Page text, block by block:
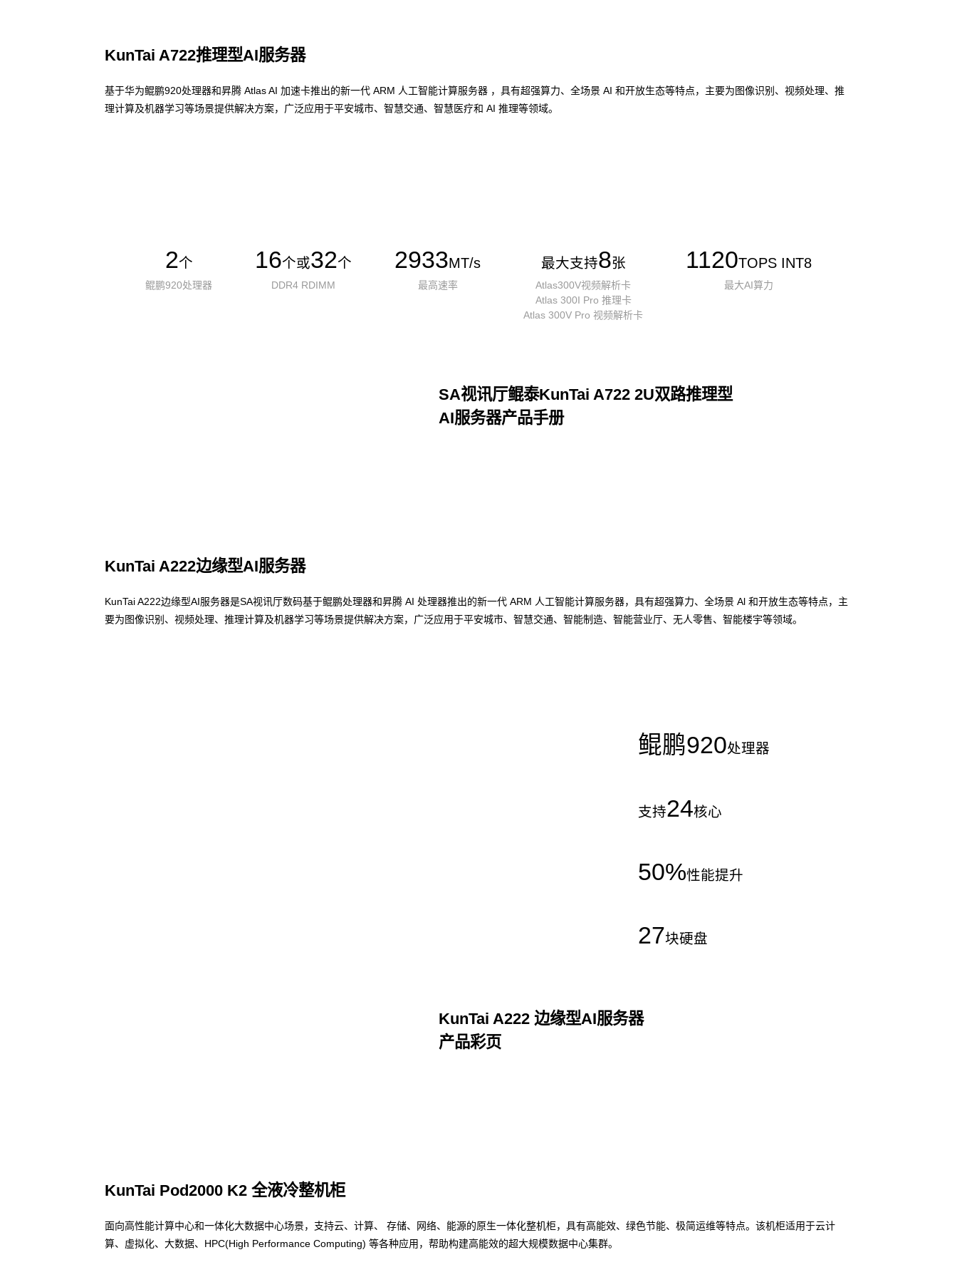
KunTai A722推理型AI服务器
基于华为鲲鹏920处理器和昇腾 Atlas AI 加速卡推出的新一代 ARM 人工智能计算服务器 ，具有超强算力、全场景 AI 和开放生态等特点，主要为图像识别、视频处理、推
理计算及机器学习等场景提供解决方案，广泛应用于平安城市、智慧交通、智慧医疗和 AI 推理等领域。
2个
鲲鹏920处理器
16个或32个
DDR4 RDIMM
2933MT/s
最高速率
最大支持8张
Atlas300V视频解析卡
Atlas 300I Pro 推理卡
Atlas 300V Pro 视频解析卡
1120TOPS INT8
最大AI算力
SA视讯厅鲲泰KunTai A722 2U双路推理型
AI服务器产品手册
KunTai A222边缘型AI服务器
KunTai A222边缘型AI服务器是SA视讯厅数码基于鲲鹏处理器和昇腾 AI 处理器推出的新一代 ARM 人工智能计算服务器，具有超强算力、全场景 Al 和开放生态等特点，主
要为图像识别、视频处理、推理计算及机器学习等场景提供解决方案，广泛应用于平安城市、智慧交通、智能制造、智能营业厅、无人零售、智能楼宇等领域。
鲲鹏920处理器
支持24核心
50%性能提升
27块硬盘
KunTai A222 边缘型AI服务器
产品彩页
KunTai Pod2000 K2 全液冷整机柜
面向高性能计算中心和一体化大数据中心场景，支持云、计算、 存储、网络、能源的原生一体化整机柜，具有高能效、绿色节能、极简运维等特点。该机柜适用于云计
算、虚拟化、大数据、HPC(High Performance Computing) 等各种应用，帮助构建高能效的超大规模数据中心集群。